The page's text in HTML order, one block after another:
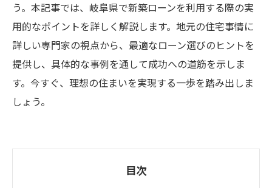
う。本記事では、岐阜県で新築ローンを利用する際の実
用的なポイントを詳しく解説します。地元の住宅事情に
詳しい専門家の視点から、最適なローン選びのヒントを
提供し、具体的な事例を通して成功への道筋を示しま
す。今すぐ、理想の住まいを実現する一歩を踏み出しま
しょう。
目次